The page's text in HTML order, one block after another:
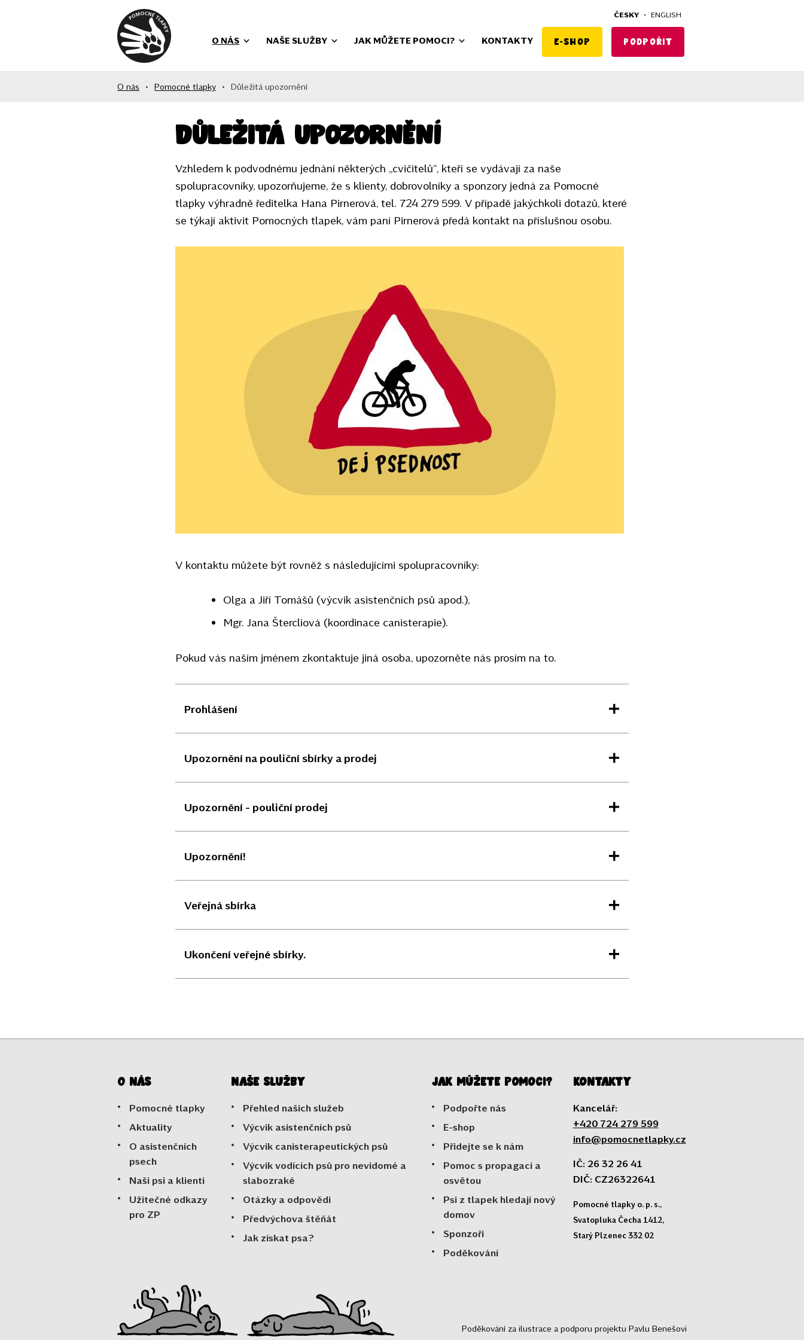
O NÁS NAŠE SLUŽBY JAK MŮŽETE POMOCI? KONTAKTY E-shop Podpořit
ČESKY • ENGLISH
O nás • Pomocné tlapky • Důležitá upozornění
Důležitá upozornění
Vzhledem k podvodnému jednání některých „cvičitelů“, kteří se vydávají za naše
spolupracovníky, upozorňujeme, že s klienty, dobrovolníky a sponzory jedná za Pomocné
tlapky výhradně ředitelka Hana Pirnerová, tel. 724 279 599. V případě jakýchkoli dotazů, které
se týkají aktivit Pomocných tlapek, vám paní Pirnerová předá kontakt na příslušnou osobu.
V kontaktu můžete být rovněž s následujícími spolupracovníky:
Olga a Jiří Tomášů (výcvik asistenčních psů apod.),
Mgr. Jana Štercliová (koordinace canisterapie).
Pokud vás naším jménem zkontaktuje jiná osoba, upozorněte nás prosím na to.
Prohlášení
Upozornění na pouliční sbírky a prodej
Upozornění - pouliční prodej
Upozornění!
Veřejná sbírka
Ukončení veřejné sbírky.
O nás
Pomocné tlapky
Aktuality
O asistenčních
psech
Naši psi a klienti
Užitečné odkazy
pro ZP
Naše služby
Přehled našich služeb
Výcvik asistenčních psů
Výcvik canisterapeutických psů
Výcvik vodících psů pro nevidomé a
slabozraké
Otázky a odpovědi
Předvýchova štěňát
Jak získat psa?
Jak můžete pomoci?
Podpořte nás
E-shop
Přidejte se k nám
Pomoc s propagací a
osvětou
Psi z tlapek hledají nový
domov
Sponzoři
Poděkování
Kontakty
Kancelář:
+420 724 279 599
info@pomocnetlapky.cz
IČ: 26 32 26 41
DIČ: CZ26322641
Pomocné tlapky o. p. s.,
Svatopluka Čecha 1412,
Starý Plzenec 332 02
Poděkování za ilustrace a podporu projektu Pavlu Benešovi